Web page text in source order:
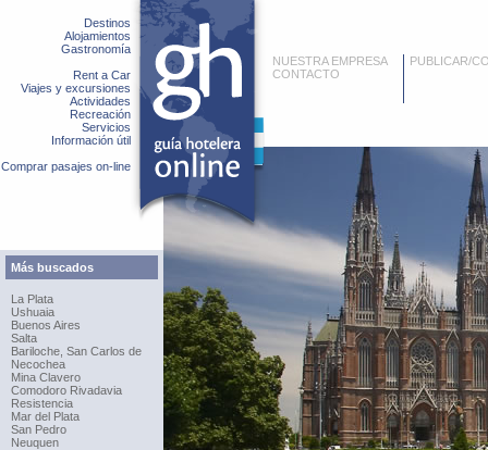
Destinos
Alojamientos
Gastronomía
Rent a Car
Viajes y excursiones
Actividades
Recreación
Servicios
Información útil
Comprar pasajes on-line
Más buscados
La Plata
Ushuaia
Buenos Aires
Salta
Bariloche, San Carlos de
Necochea
Mina Clavero
Comodoro Rivadavia
Resistencia
Mar del Plata
San Pedro
Neuquen
NUESTRA EMPRESA
CONTACTO
PUBLICAR/